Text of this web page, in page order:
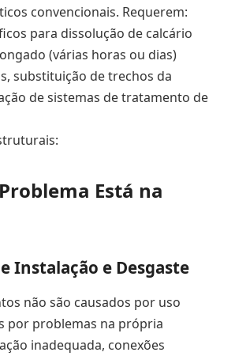
convencionais. Requerem:
para dissolução de calcário
(várias horas ou dias)
substituição de trechos da
de sistemas de tratamento de
Está na
Instalação e Desgaste
não são causados por uso
por problemas na própria
inadequada, conexões